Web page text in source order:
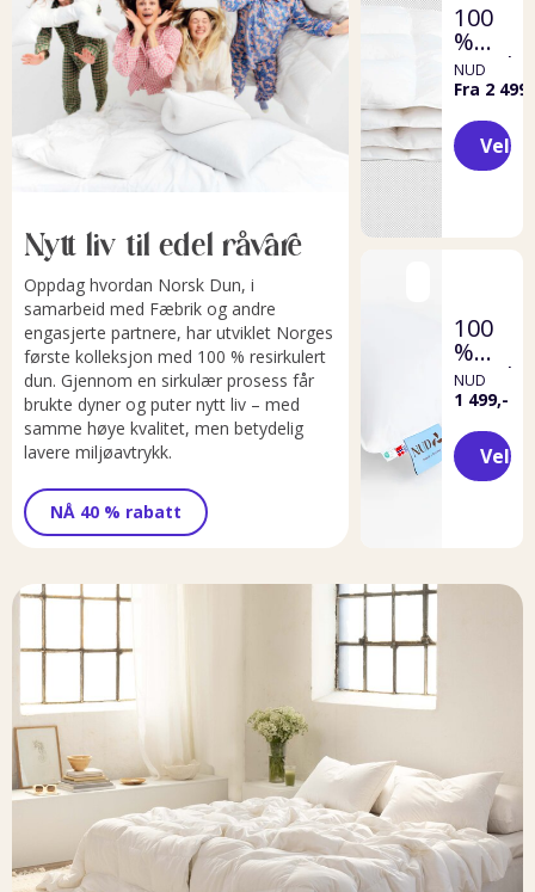
Nytt liv til edel råvare
Oppdag hvordan Norsk Dun, i
samarbeid med Fæbrik og andre
engasjerte partnere, har utviklet Norges
første kolleksjon med 100 % resirkulert
dun. Gjennom en sirkulær prosess får
brukte dyner og puter nytt liv – med
samme høye kvalitet, men betydelig
lavere miljøavtrykk.
NÅ 40 % rabatt
100
%
NUD
Fra 2
Velg
100
%
NUD
1 499,-
Velg